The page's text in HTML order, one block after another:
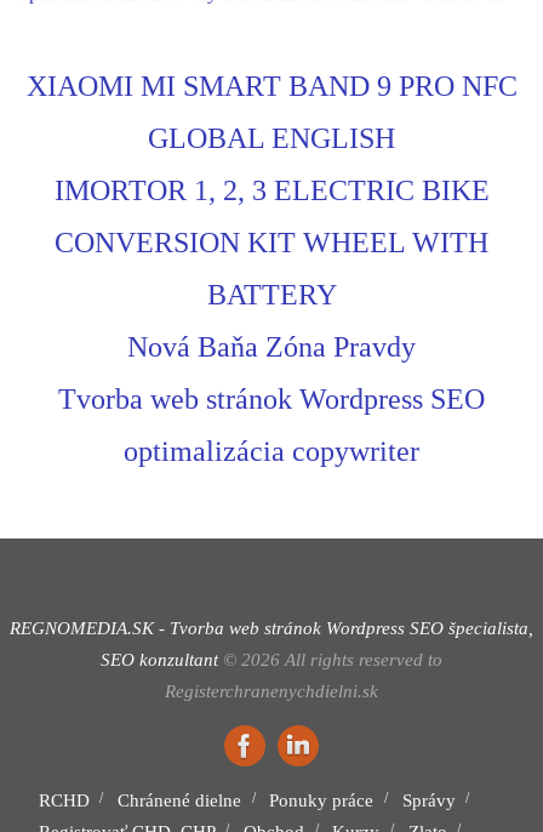
XIAOMI MI SMART BAND 9 PRO NFC
GLOBAL ENGLISH
IMORTOR 1, 2, 3 ELECTRIC BIKE
CONVERSION KIT WHEEL WITH
BATTERY
Nová Baňa Zóna Pravdy
Tvorba web stránok Wordpress SEO
optimalizácia copywriter
REGNOMEDIA.SK - Tvorba web stránok Wordpress SEO špecialista,
SEO konzultant© 2026 All rights reserved to
Registerchranenychdielni.sk
RCHD Chránené dielne Ponuky práce
Správy